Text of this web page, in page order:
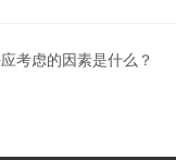
考虑的因素是什么？